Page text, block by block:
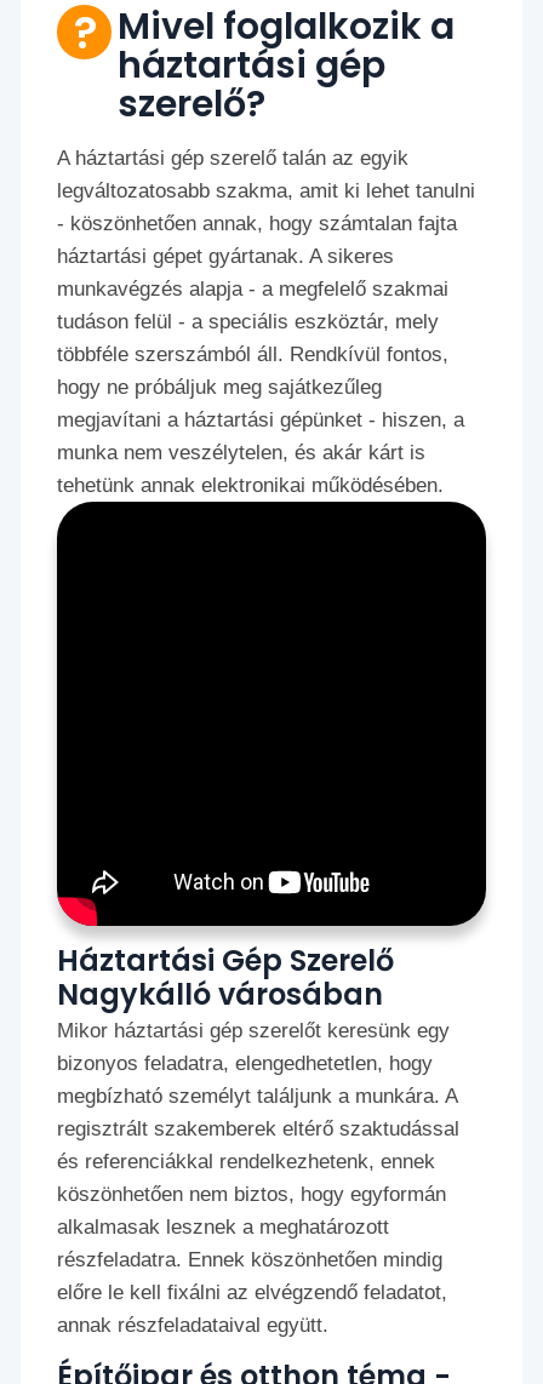
Mivel foglalkozik a
háztartási gép
szerelő?
A háztartási gép szerelő talán az egyik
legváltozatosabb szakma, amit ki lehet tanulni
- köszönhetően annak, hogy számtalan fajta
háztartási gépet gyártanak. A sikeres
munkavégzés alapja - a megfelelő szakmai
tudáson felül - a speciális eszköztár, mely
többféle szerszámból áll. Rendkívül fontos,
hogy ne próbáljuk meg sajátkezűleg
megjavítani a háztartási gépünket - hiszen, a
munka nem veszélytelen, és akár kárt is
tehetünk annak elektronikai működésében.
Háztartási Gép Szerelő
Nagykálló városában
Mikor háztartási gép szerelőt keresünk egy
bizonyos feladatra, elengedhetetlen, hogy
megbízható személyt találjunk a munkára. A
regisztrált szakemberek eltérő szaktudással
és referenciákkal rendelkezhetenk, ennek
köszönhetően nem biztos, hogy egyformán
alkalmasak lesznek a meghatározott
részfeladatra. Ennek köszönhetően mindig
előre le kell fixálni az elvégzendő feladatot,
annak részfeladataival együtt.